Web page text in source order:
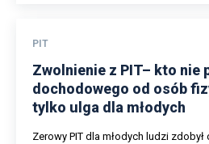
PIT
Zwolnienie z PIT– kto nie
dochodowego od osób
tylko ulga dla młodych
Zerowy PIT dla młodych ludzi